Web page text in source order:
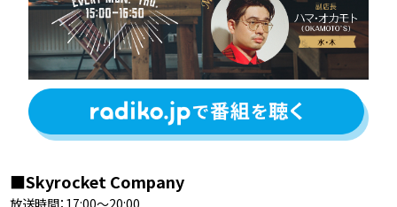
■Skyrocket Company